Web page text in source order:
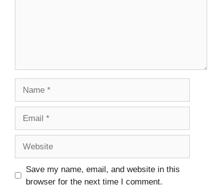
Save my name, email, and website in this
browser for the next time I comment.